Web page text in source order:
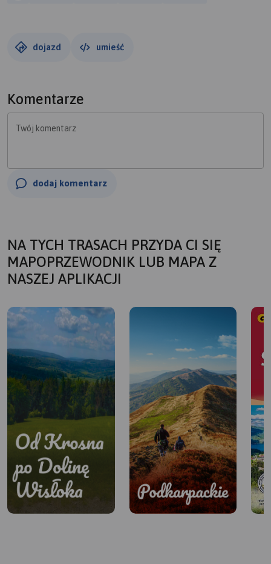
dojazd umieść
Komentarze
Twój komentarz
dodaj komentarz
NA TYCH TRASACH PRZYDA CI SIĘ
MAPOPRZEWODNIK LUB MAPA Z
NASZEJ APLIKACJI